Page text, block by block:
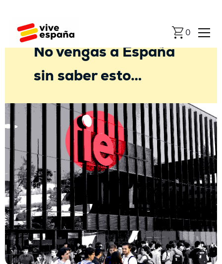
0
No vengas a España
sin saber esto…